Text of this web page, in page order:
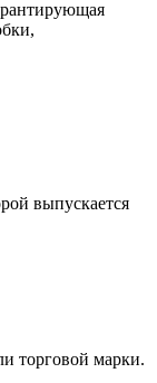
выпускается
торговой марки.